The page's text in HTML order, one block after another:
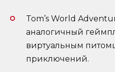
Tom’s World
аналогичный
виртуальным
приключений.